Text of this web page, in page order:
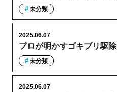
未分類
プロが明かすゴキブリ駆
2025.06.07
未分類
2025.06.07